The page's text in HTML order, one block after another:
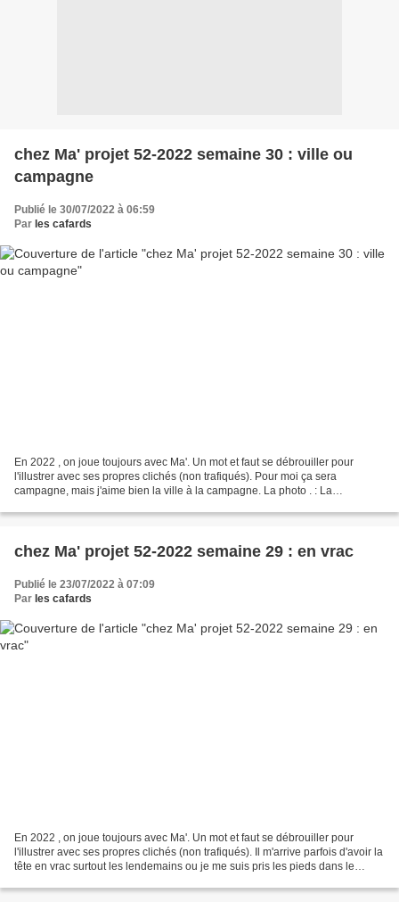
chez Ma' projet 52-2022 semaine 30 : ville ou
campagne
Publié le 30/07/2022 à 06:59
Par les cafards
En 2022 , on joue toujours avec Ma'. Un mot et faut se débrouiller pour
l'illustrer avec ses propres clichés (non trafiqués). Pour moi ça sera
campagne, mais j'aime bien la ville à la campagne. La photo . : La
chez Ma' projet 52-2022 semaine 29 : en vrac
Publié le 23/07/2022 à 07:09
Par les cafards
En 2022 , on joue toujours avec Ma'. Un mot et faut se débrouiller pour
l'illustrer avec ses propres clichés (non trafiqués). Il m'arrive parfois d'avoir la
tête en vrac surtout les lendemains ou je me suis pris les pieds dans le